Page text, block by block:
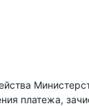
платежа,